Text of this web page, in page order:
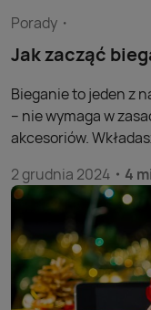
Porady
Jak zacząć
Bieganie to jeden z
– nie wymaga w
akcesoriów.
z czego zrobioną
dostosowane itd.
motywacja i choć
jak zacząć biegać,
2 grudnia 2024 4